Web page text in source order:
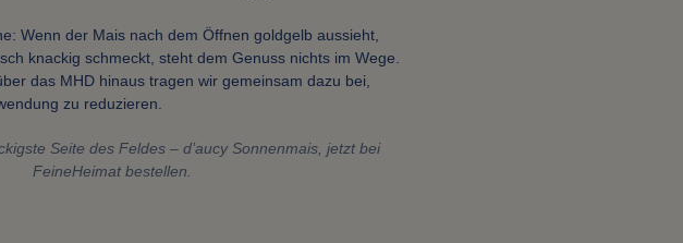
Wenn der Mais nach dem Öffnen goldgelb aussieht,
knackig schmeckt, steht dem Genuss nichts im Wege.
das MHD hinaus tragen wir gemeinsam dazu bei,
zu reduzieren.
Seite des Feldes – d’aucy Sonnenmais, jetzt bei
FeineHeimat bestellen.